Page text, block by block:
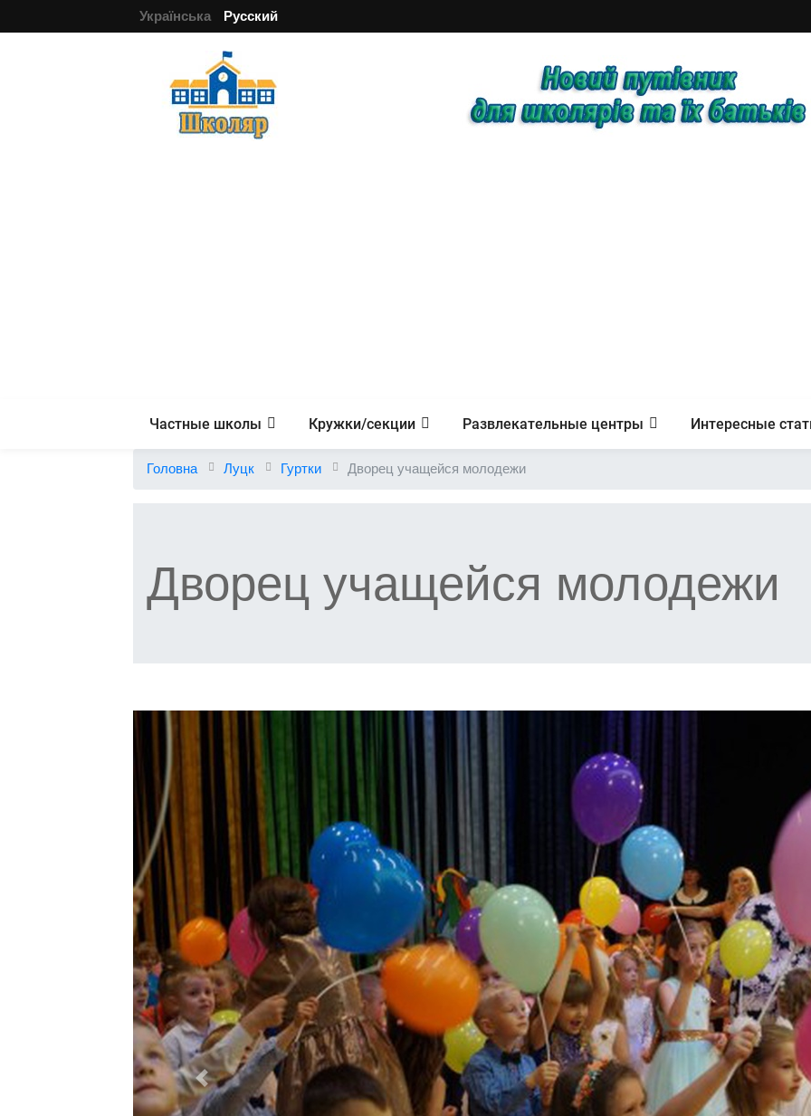
Українська Русский
Частные школы Кружки/секции Развлекательные центры Интересные
Головна Луцк Гуртки Дворец учащейся молодежи
Дворец учащейся молодежи
Previous